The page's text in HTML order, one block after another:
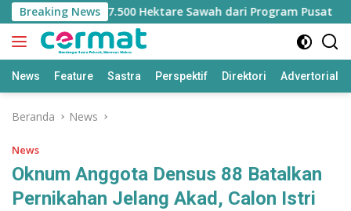
Langsung
ke
konten
Breaking News
Jatah 7.500 Hektare Sawah dari Program Pusat
News Feature Sastra Perspektif Direktori Advertorial
Beranda News
News
Oknum Anggota Densus 88 Batalkan
Pernikahan Jelang Akad, Calon Istri